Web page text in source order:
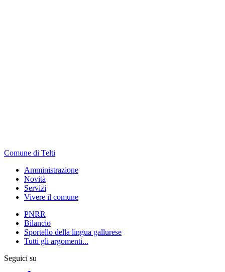
Comune di Telti
Amministrazione
Novità
Servizi
Vivere il comune
PNRR
Bilancio
Sportello della lingua gallurese
Tutti gli argomenti...
Seguici su